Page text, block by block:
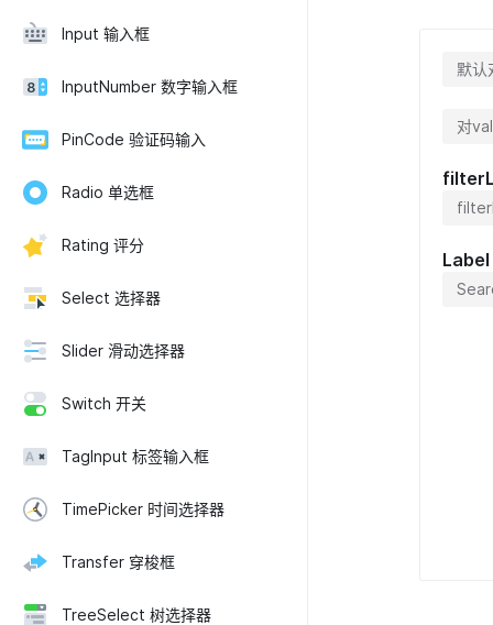
Input 输入框
InputNumber 数字输入框
PinCode 验证码输入
Radio 单选框
Rating 评分
Select 选择器
Slider 滑动选择器
Switch 开关
TagInput 标签输入框
TimePicker 时间选择器
Transfer 穿梭框
TreeSelect 树选择器
默认
对
Label